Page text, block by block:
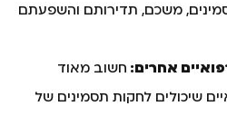
משכם, תדירותם והשפעתם
אחרים: חשוב מאוד
שיכולים לחקות תסמינים של